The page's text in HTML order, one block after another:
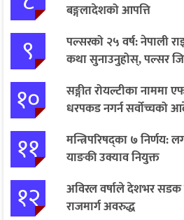
बङ्गलादेशको आपत्ति
९
पल्सरको २५ वर्ष: नेपाली
कथा सुनाउनुहोस्, पल्सर
१०
सङ्गीत रोयल्टीका नाममा
धरपकड नगर्न सर्वोच्चको
११
मन्त्रिपरिषद्का ७ निर्णय:
याङकी उक्याव नियुक्त
१२
अविरल वर्षाले देशभर सडक
राजमार्ग अवरुद्ध